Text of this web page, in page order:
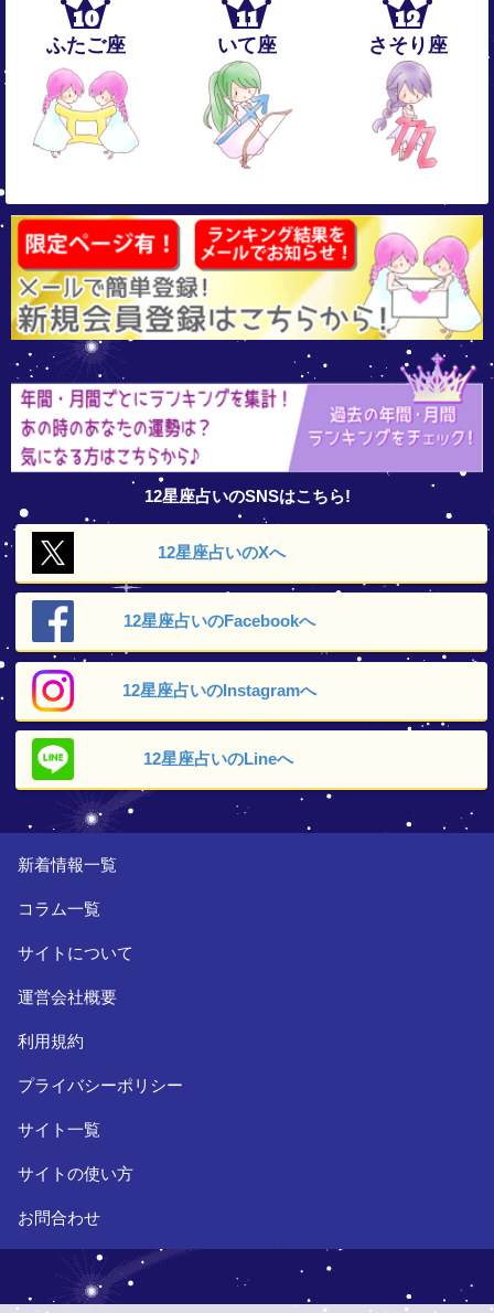
10
ふたご座
11
いて座
12
さそり座
12星座占いのSNSはこちら!
12星座占いのXへ
12星座占いのFacebookへ
12星座占いのInstagramへ
12星座占いのLineへ
新着情報一覧
コラム一覧
サイトについて
運営会社概要
利用規約
プライバシーポリシー
サイト一覧
サイトの使い方
お問合わせ